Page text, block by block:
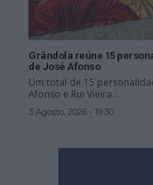
Grândola reúne 15
de José Afonso
Um total de 15
Afonso e Rui Vieira...
3 Agosto, 2026 - 19:30